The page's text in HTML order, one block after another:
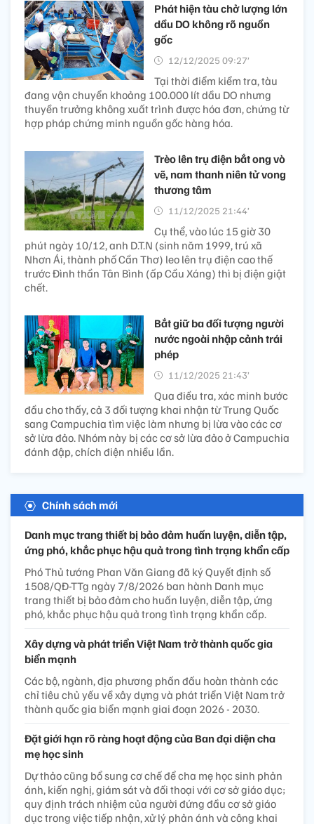
Phát hiện tàu chở lượng lớn
dầu DO không rõ nguồn
gốc
12/12/2025 09:27’
Tại thời điểm kiểm tra, tàu
đang vận chuyển khoảng 100.000 lít dầu DO nhưng
thuyền trưởng không xuất trình được hóa đơn, chứng từ
hợp pháp chứng minh nguồn gốc hàng hóa.
Trèo lên trụ điện bắt ong vò
vẽ, nam thanh niên tử vong
thương tâm
11/12/2025 21:44’
Cụ thể, vào lúc 15 giờ 30
phút ngày 10/12, anh D.T.N (sinh năm 1999, trú xã
Nhơn Ái, thành phố Cần Thơ) leo lên trụ điện cao thế
trước Đình thần Tân Bình (ấp Cầu Xáng) thì bị điện giật
chết.
Bắt giữ ba đối tượng người
nước ngoài nhập cảnh trái
phép
11/12/2025 21:43’
Qua điều tra, xác minh bước
đầu cho thấy, cả 3 đối tượng khai nhận từ Trung Quốc
sang Campuchia tìm việc làm nhưng bị lừa vào các cơ
sở lừa đảo. Nhóm này bị các cơ sở lừa đảo ở Campuchia
đánh đập, chích điện nhiều lần.
Chính sách mới
Danh mục trang thiết bị bảo đảm huấn luyện, diễn tập,
ứng phó, khắc phục hậu quả trong tình trạng khẩn cấp
Phó Thủ tướng Phan Văn Giang đã ký Quyết định số
1508/QĐ-TTg ngày 7/8/2026 ban hành Danh mục
trang thiết bị bảo đảm cho huấn luyện, diễn tập, ứng
phó, khắc phục hậu quả trong tình trạng khẩn cấp.
Xây dựng và phát triển Việt Nam trở thành quốc gia
biển mạnh
Các bộ, ngành, địa phương phấn đấu hoàn thành các
chỉ tiêu chủ yếu về xây dựng và phát triển Việt Nam trở
thành quốc gia biển mạnh giai đoạn 2026 - 2030.
Đặt giới hạn rõ ràng hoạt động của Ban đại diện cha
mẹ học sinh
Dự thảo cũng bổ sung cơ chế để cha mẹ học sinh phản
ánh, kiến nghị, giám sát và đối thoại với cơ sở giáo dục;
quy định trách nhiệm của người đứng đầu cơ sở giáo
dục trong việc tiếp nhận, xử lý phản ánh và công khai